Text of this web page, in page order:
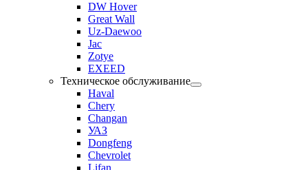
DW Hover
Great Wall
Uz-Daewoo
Jac
Zotye
EXEED
Техническое обслуживание
Haval
Chery
Changan
УАЗ
Dongfeng
Chevrolet
Lifan